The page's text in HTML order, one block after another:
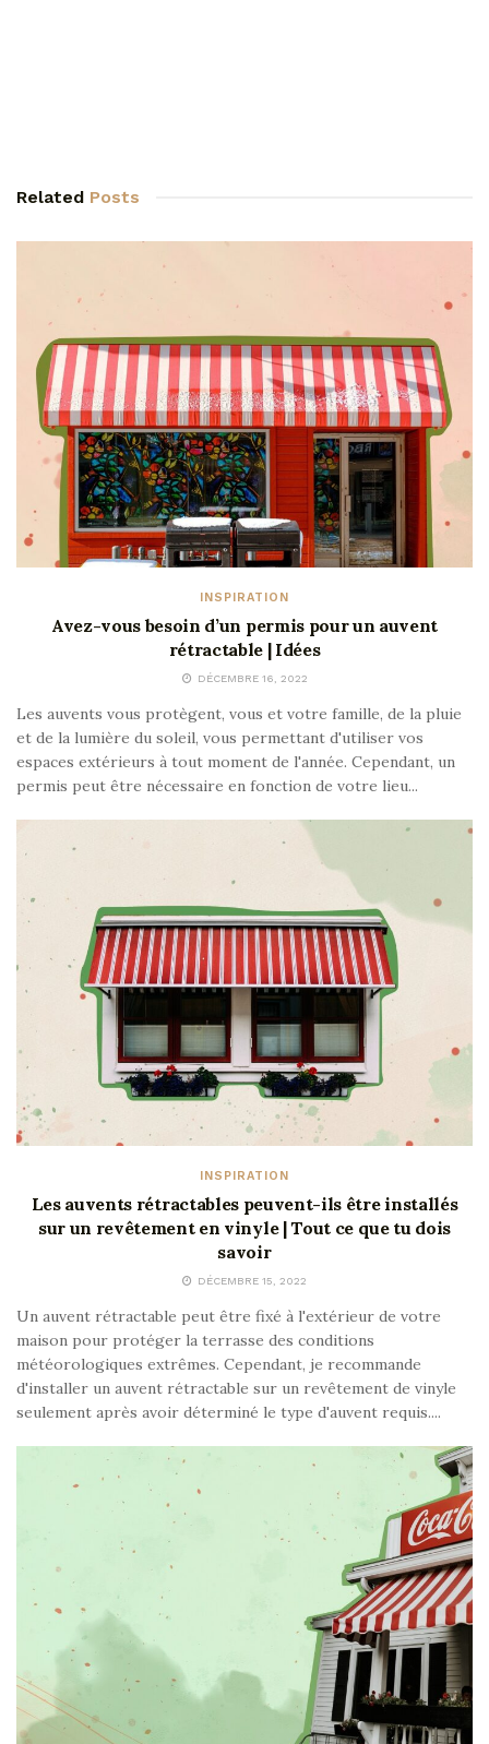
Related Posts
INSPIRATION
Avez-vous besoin d’un permis pour un auvent
rétractable | Idées
DÉCEMBRE 16, 2022
Les auvents vous protègent, vous et votre famille, de la pluie
et de la lumière du soleil, vous permettant d'utiliser vos
espaces extérieurs à tout moment de l'année. Cependant, un
permis peut être nécessaire en fonction de votre lieu...
INSPIRATION
Les auvents rétractables peuvent-ils être installés
sur un revêtement en vinyle | Tout ce que tu dois
savoir
DÉCEMBRE 15, 2022
Un auvent rétractable peut être fixé à l'extérieur de votre
maison pour protéger la terrasse des conditions
météorologiques extrêmes. Cependant, je recommande
d'installer un auvent rétractable sur un revêtement de vinyle
seulement après avoir déterminé le type d'auvent requis....